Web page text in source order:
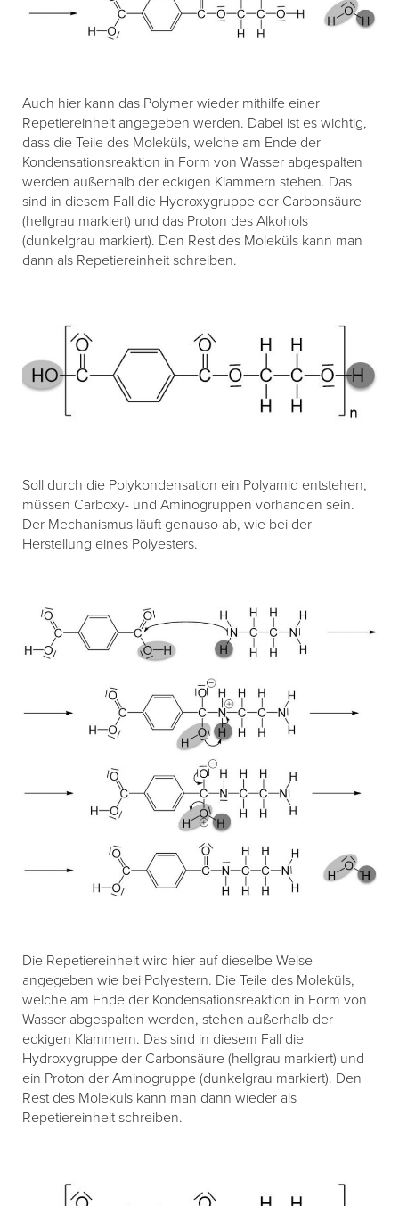
Auch hier kann das Polymer wieder mithilfe einer
Repetiereinheit angegeben werden. Dabei ist es wichtig,
dass die Teile des Moleküls, welche am Ende der
Kondensationsreaktion in Form von Wasser abgespalten
werden außerhalb der eckigen Klammern stehen. Das
sind in diesem Fall die Hydroxygruppe der Carbonsäure
(hellgrau markiert) und das Proton des Alkohols
(dunkelgrau markiert). Den Rest des Moleküls kann man
dann als Repetiereinheit schreiben.
Soll durch die Polykondensation ein Polyamid entstehen,
müssen Carboxy- und Aminogruppen vorhanden sein.
Der Mechanismus läuft genauso ab, wie bei der
Herstellung eines Polyesters.
Die Repetiereinheit wird hier auf dieselbe Weise
angegeben wie bei Polyestern. Die Teile des Moleküls,
welche am Ende der Kondensationsreaktion in Form von
Wasser abgespalten werden, stehen außerhalb der
eckigen Klammern. Das sind in diesem Fall die
Hydroxygruppe der Carbonsäure (hellgrau markiert) und
ein Proton der Aminogruppe (dunkelgrau markiert). Den
Rest des Moleküls kann man dann wieder als
Repetiereinheit schreiben.